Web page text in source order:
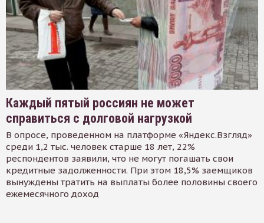
Каждый пятый россиян не может
справиться с долговой нагрузкой
В опросе, проведенном на платформе «Яндекс.Взгляд»
среди 1,2 тыс. человек старше 18 лет, 22%
респондентов заявили, что не могут погашать свои
кредитные задолженности. При этом 18,5% заемщиков
вынуждены тратить на выплаты более половины своего
ежемесячного доход